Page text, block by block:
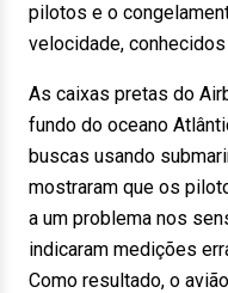
pilotos e o
velocidade,
As caixas pretas do
fundo do oceano
buscas usando
mostraram que os
a um problema nos
indicaram medições
Como resultado, o